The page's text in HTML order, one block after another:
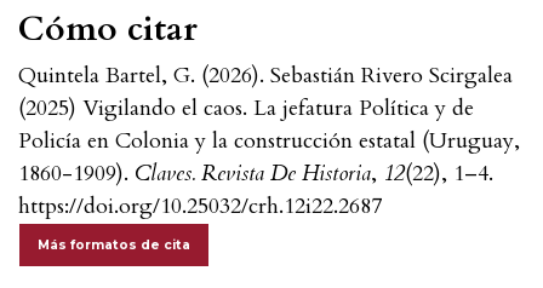
Cómo citar
Quintela Bartel, G. (2026). Sebastián Rivero Scirgalea
(2025) Vigilando el caos. La jefatura Política y de
Policía en Colonia y la construcción estatal (Uruguay,
1860-1909). Claves. Revista De Historia, 12(22), 1–4.
https://doi.org/10.25032/crh.12i22.2687
Más formatos de cita